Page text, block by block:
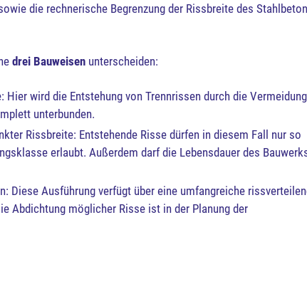
die rechnerische Begrenzung der Rissbreite des
drei Bauweisen unterscheiden:
wird die Entstehung von Trennrissen durch die Vermeidung
unterbunden.
Rissbreite: Entstehende Risse dürfen in diesem Fall nur so
erlaubt. Außerdem darf die Lebensdauer des
Diese Ausführung verfügt über eine umfangreiche
Abdichtung möglicher Risse ist in der Planung der